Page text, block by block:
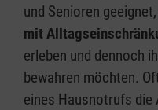
und Senioren
mit
erleben und dennoch
bewahren möchten.
eines Hausnotrufs die